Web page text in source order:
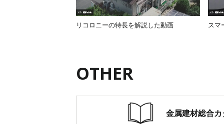
リコロニーの特長を解説した動画 スマ
OTHER
金属建材総合